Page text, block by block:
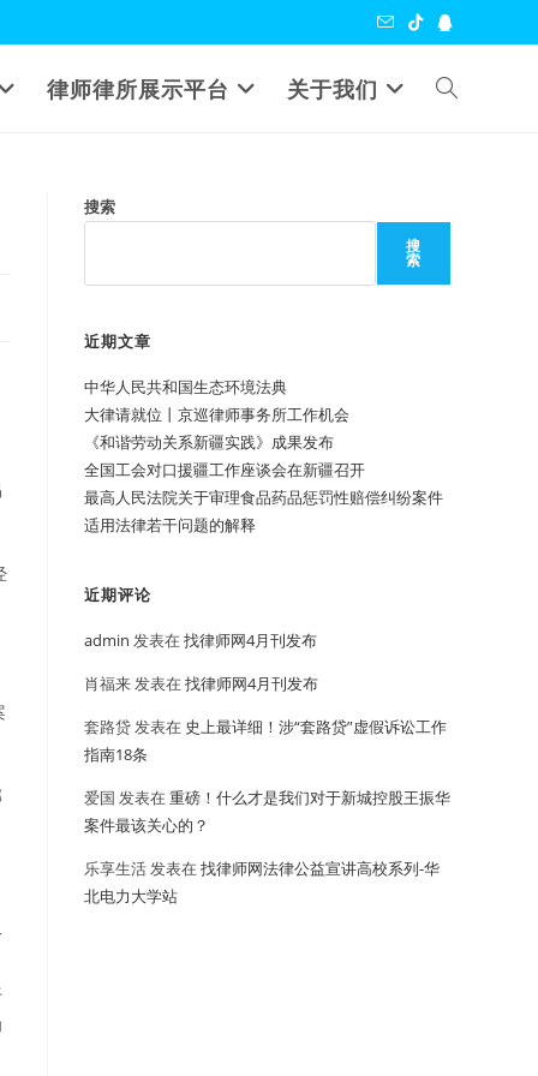
律师律所展示平台 关于我们 Toggle
搜索
搜
索
近期文章
中华人民共和国生态环境法典
大律请就位丨京巡律师事务所工作机会
《和谐劳动关系新疆实践》成果发布
全国工会对口援疆工作座谈会在新疆召开
最高人民法院关于审理食品药品惩罚性赔偿纠纷案件
适用法律若干问题的解释
近期评论
admin 发表在找律师网4月刊发布
肖福来发表在找律师网4月刊发布
套路贷发表在 史上最详细！涉“套路贷”虚假诉讼工作
指南18条
爱国 发表在重磅！什么才是我们对于新城控股王振华
案件最该关心的？
乐享生活发表在找律师网法律公益宣讲高校系列-华
北电力大学站